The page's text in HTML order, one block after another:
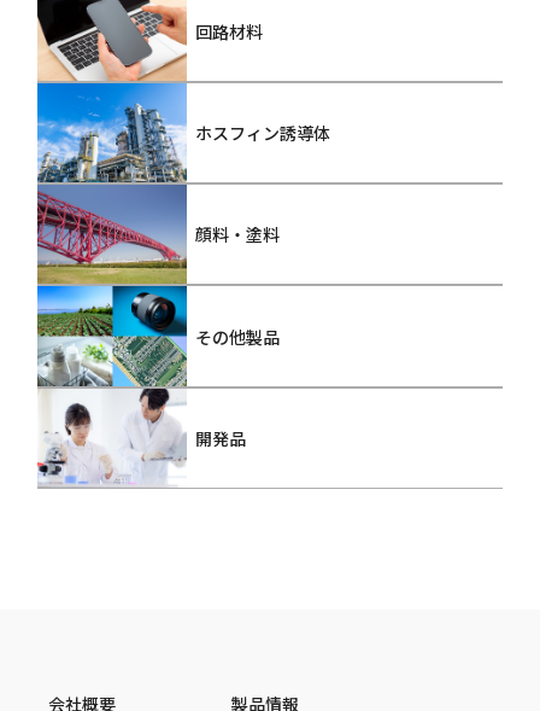
回路材料
ホスフィン誘導体
顔料・塗料
その他製品
開発品
会社概要 製品情報